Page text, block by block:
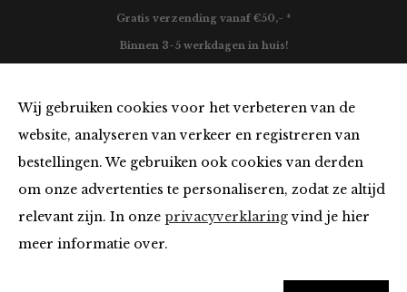
Wij gebruiken cookies voor het verbeteren van de
website, analyseren van verkeer en registreren van
bestellingen. We gebruiken ook cookies van derden
om onze advertenties te personaliseren, zodat ze altijd
relevant zijn. In onze privacyverklaringvind je hier
meer informatie over.
Gratis verzending vanaf €50,- *
Binnen 3-5 werkdagen in huis!
Must Haves